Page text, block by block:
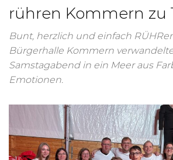
rühren Kommern zu
Bunt, herzlich und einfach
Bürgerhalle Kommern
Samstagabend in ein Meer aus
Emotionen.